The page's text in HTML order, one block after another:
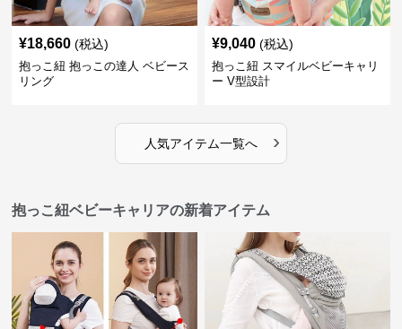
¥18,660 (税込)
抱っこ紐 抱っこの達人 ベビース
リング
¥9,040 (税込)
抱っこ紐 スマイルベビーキャリ
ー V型設計
人気アイテム一覧へ ›
抱っこ紐ベビーキャリアの新着アイテム